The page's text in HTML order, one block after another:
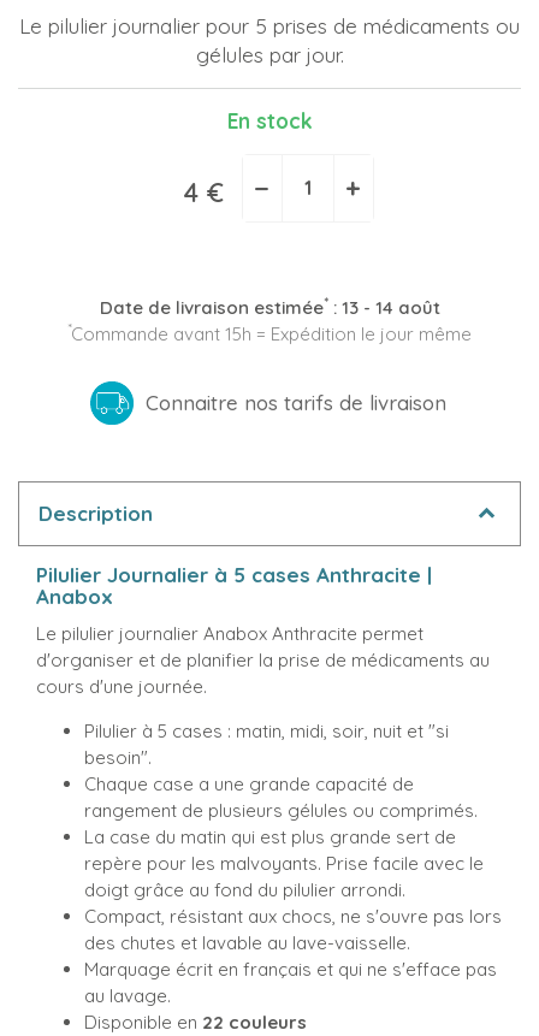
Le pilulier journalier pour 5 prises de médicaments ou
gélules par jour.
En stock
4 € − +
Date de livraison estimée*: 13 - 14 août
*Commande avant 15h = Expédition le jour même
Connaitre nos tarifs de livraison
Description
Pilulier Journalier à 5 cases Anthracite |
Anabox
Le pilulier journalier Anabox Anthracite permet
d'organiser et de planifier la prise de médicaments au
cours d'une journée.
Pilulier à 5 cases : matin, midi, soir, nuit et "si
besoin".
Chaque case a une grande capacité de
rangement de plusieurs gélules ou comprimés.
La case du matin qui est plus grande sert de
repère pour les malvoyants. Prise facile avec le
doigt grâce au fond du pilulier arrondi.
Compact, résistant aux chocs, ne s'ouvre pas lors
des chutes et lavable au lave-vaisselle.
Marquage écrit en français et qui ne s'efface pas
au lavage.
Disponible en 22 couleurs